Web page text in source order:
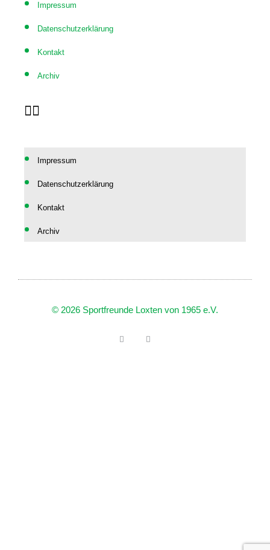
Impressum
Datenschutzerklärung
Kontakt
Archiv
Impressum
Datenschutzerklärung
Kontakt
Archiv
© 2026 Sportfreunde Loxten von 1965 e.V.